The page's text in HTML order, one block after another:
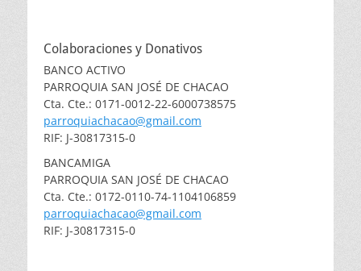
Colaboraciones y Donativos
BANCO ACTIVO
PARROQUIA SAN JOSÉ DE CHACAO
Cta. Cte.: 0171-0012-22-6000738575
parroquiachacao@gmail.com
RIF: J-30817315-0
BANCAMIGA
PARROQUIA SAN JOSÉ DE CHACAO
Cta. Cte.: 0172-0110-74-1104106859
parroquiachacao@gmail.com
RIF: J-30817315-0